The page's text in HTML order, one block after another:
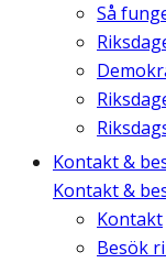
Så
Kontakt &
Kontakt &
Kontakt
Besök